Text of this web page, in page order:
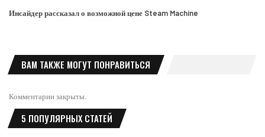
Инсайдер рассказал о возможной цене Steam Machine
ВАМ ТАКЖЕ МОГУТ ПОНРАВИТЬСЯ
Комментарии закрыты.
5 ПОПУЛЯРНЫХ СТАТЕЙ